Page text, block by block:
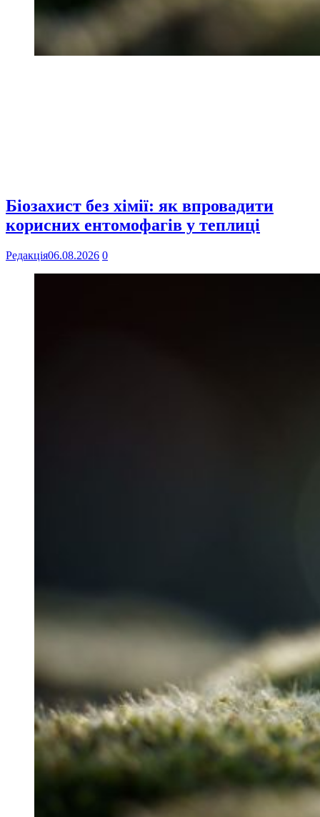
Біозахист без хімії: як впровадити
корисних ентомофагів у теплиці
Редакція06.08.2026 0